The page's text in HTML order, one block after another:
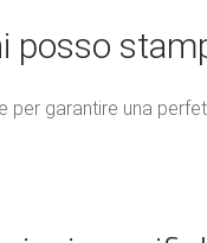
posso
garantire una